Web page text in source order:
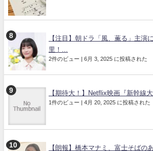
【注目】朝ドラ「風、薫る」主演
里！...
2件のビュー | 6月 3, 2025 に投稿された
【期待大！】Netflix映画『新幹線
1件のビュー | 4月 20, 2025 に投稿された
【朗報】橋本マナミ、富士そばの